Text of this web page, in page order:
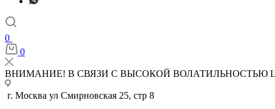
0
0
ВНИМАНИЕ! В СВЯЗИ С ВЫСОКОЙ ВОЛАТИЛЬНОСТЬЮ
г. Москва ул Смирновская 25, стр 8